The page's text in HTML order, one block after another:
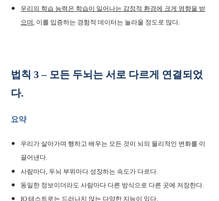
우리의 학습 능력은 학습이 일어나는 감정적 환경에 크게 영향을 받
으며, 이를 입증하는 경험적 데이터는 놀라울 정도로 많다.
법칙 3 – 모든 두뇌는 서로 다르게 연결되었
다.
요약
우리가 살아가며 행하고 배우는 모든 것이 뇌의 물리적인 변화를 이
끌어낸다.
사람마다, 두뇌 부위마다 성장하는 속도가 다르다.
동일한 정보이더라도 사람마다 다른 방식으로 다른 곳에 저장한다.
IQ 테스트로는 드러나지 않는 다양한 지능이 있다.